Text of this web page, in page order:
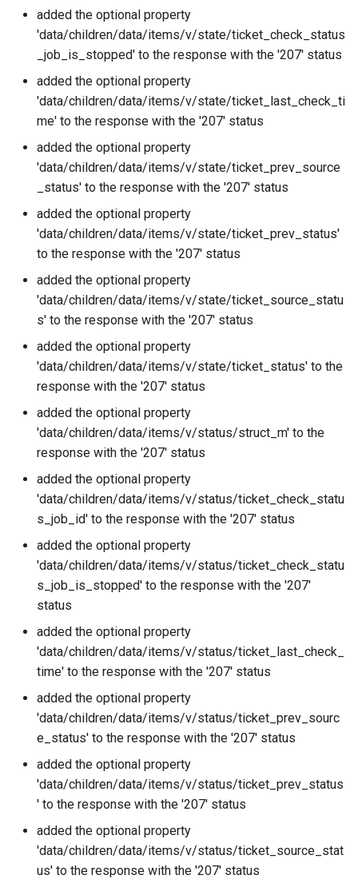
added the optional property
'data/children/data/items/v/state/ticket_check_status
_job_is_stopped' to the response with the '207' status
added the optional property
'data/children/data/items/v/state/ticket_last_check_ti
me' to the response with the '207' status
added the optional property
'data/children/data/items/v/state/ticket_prev_source
_status' to the response with the '207' status
added the optional property
'data/children/data/items/v/state/ticket_prev_status'
to the response with the '207' status
added the optional property
'data/children/data/items/v/state/ticket_source_statu
s' to the response with the '207' status
added the optional property
'data/children/data/items/v/state/ticket_status' to the
response with the '207' status
added the optional property
'data/children/data/items/v/status/struct_m' to the
response with the '207' status
added the optional property
'data/children/data/items/v/status/ticket_check_statu
s_job_id' to the response with the '207' status
added the optional property
'data/children/data/items/v/status/ticket_check_statu
s_job_is_stopped' to the response with the '207'
status
added the optional property
'data/children/data/items/v/status/ticket_last_check_
time' to the response with the '207' status
added the optional property
'data/children/data/items/v/status/ticket_prev_sourc
e_status' to the response with the '207' status
added the optional property
'data/children/data/items/v/status/ticket_prev_status
' to the response with the '207' status
added the optional property
'data/children/data/items/v/status/ticket_source_stat
us' to the response with the '207' status